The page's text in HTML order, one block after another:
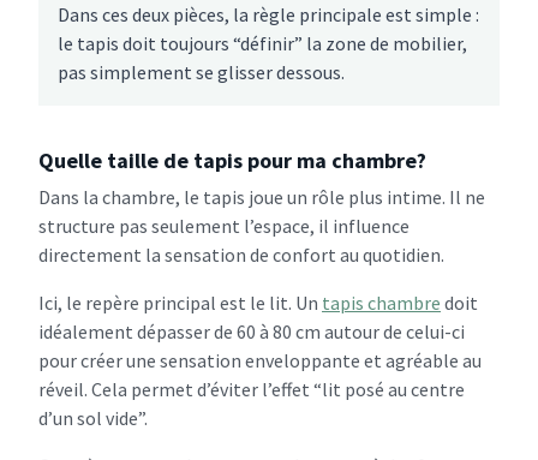
Dans ces deux pièces, la règle principale est simple :
le tapis doit toujours “définir” la zone de mobilier,
pas simplement se glisser dessous.
Quelle taille de tapis pour ma chambre?
Dans la chambre, le tapis joue un rôle plus intime. Il ne
structure pas seulement l’espace, il influence
directement la sensation de confort au quotidien.
Ici, le repère principal est le lit. Un tapis chambre doit
idéalement dépasser de 60 à 80 cm autour de celui-ci
pour créer une sensation enveloppante et agréable au
réveil. Cela permet d’éviter l’effet “lit posé au centre
d’un sol vide”.